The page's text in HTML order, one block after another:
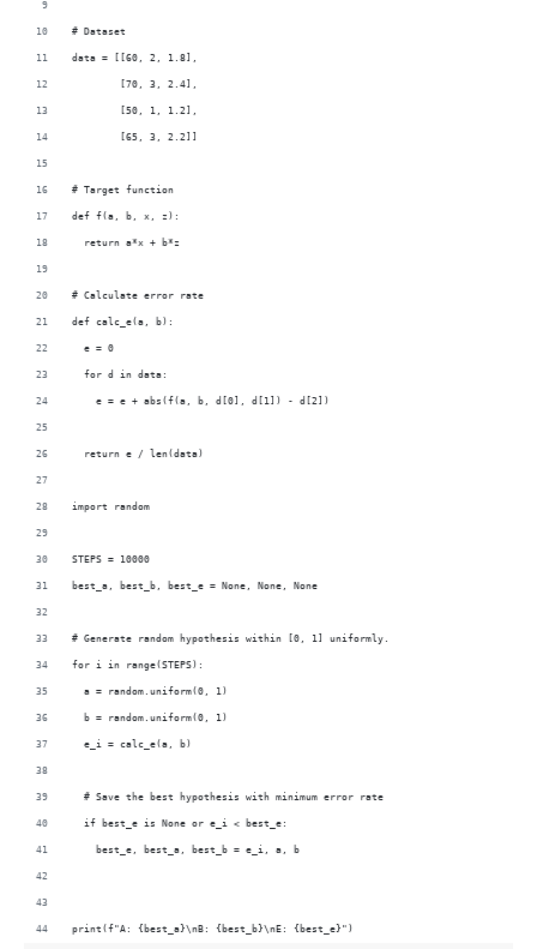
# Dataset
data = [[60, 2, 1.8],
        [70, 3, 2.4],
        [50, 1, 1.2],
        [65, 3, 2.2]]
# Target function
def f(a, b, x, z):
  return a*x + b*z
# Calculate error rate
def calc_e(a, b):
  e = 0
  for d in data:
    e = e + abs(f(a, b, d[0], d[1]) - d[2])
  return e / len(data)
import random
STEPS = 10000
best_a, best_b, best_e = None, None, None
# Generate random hypothesis within [0, 1] uniformly.
for i in range(STEPS):
  a = random.uniform(0, 1)
  b = random.uniform(0, 1)
  e_i = calc_e(a, b)
  # Save the best hypothesis with minimum error rate
  if best_e is None or e_i < best_e:
    best_e, best_a, best_b = e_i, a, b
print(f"A: {best_a}\nB: {best_b}\nE: {best_e}")